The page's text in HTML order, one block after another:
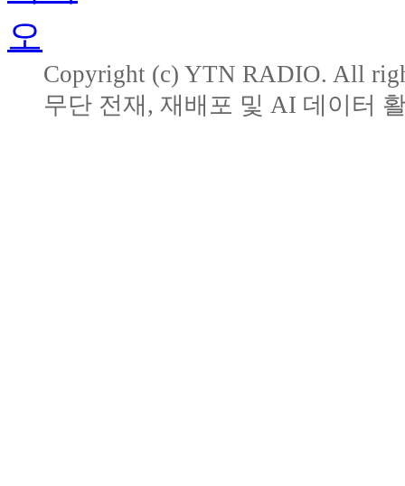
Copyright (c) YTN RADIO. All
무단 전재, 재배포 및 AI 데이터